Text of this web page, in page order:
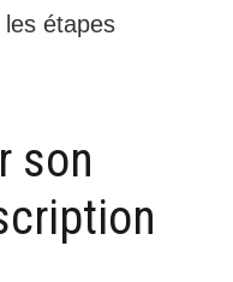
étapes
son